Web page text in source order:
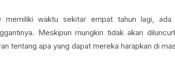
memiliki waktu sekitar empat tahun lagi,
Meskipun mungkin tidak akan
tentang apa yang dapat mereka harapkan di